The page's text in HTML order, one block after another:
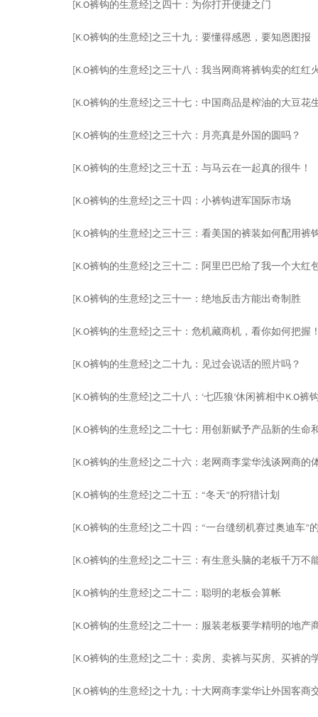
[K.O裤钩的生意经]之四十：为你打开便捷之门
[K.O裤钩的生意经]之三十九：要懂得感恩，要知恩图报
[K.O裤钩的生意经]之三十八：我当网商将裤钩卖的红红
[K.O裤钩的生意经]之三十七：中国商品是榨油的大豆花
[K.O裤钩的生意经]之三十六：月亮真是外国的圆吗？
[K.O裤钩的生意经]之三十五：与马云在一起真的很牛！
[K.O裤钩的生意经]之三十四：小裤钩进军国际市场
[K.O裤钩的生意经]之三十三：看美国的裤装如何配用裤
[K.O裤钩的生意经]之三十二：阿里巴巴给了我一个大红
[K.O裤钩的生意经]之三十一：绝地反击方能出奇制胜
[K.O裤钩的生意经]之三十：危机藏商机，看你如何把握！
[K.O裤钩的生意经]之二十九：见过会说话的照片吗？
[K.O裤钩的生意经]之二十八：‘七匹狼’休闲裤相中K.O裤钩
[K.O裤钩的生意经]之二十七：用创新赋予产品新的生命
[K.O裤钩的生意经]之二十六：老网商李棠华浅谈网商的
[K.O裤钩的生意经]之二十五：“冬天”的狩猎计划
[K.O裤钩的生意经]之二十四：“一台缝纫机赛过奥迪车”
[K.O裤钩的生意经]之二十三：有生意头脑的老板千万不
[K.O裤钩的生意经]之二十二：聪明的老板会算帐
[K.O裤钩的生意经]之二十一：服装老板要学精明的地产
[K.O裤钩的生意经]之二十：卖房、卖裤与买房、买裤的
[K.O裤钩的生意经]之十九：十大网商李棠华让外国客商